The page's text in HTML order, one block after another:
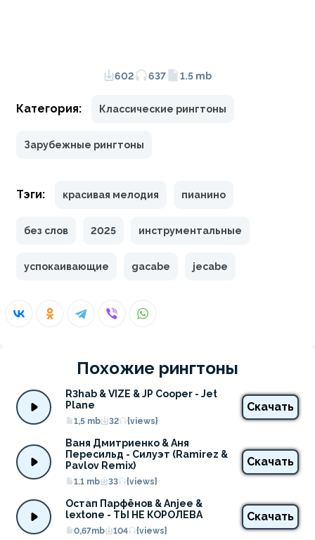
602 637 1.5 mb
Категория: Классические рингтоны
Зарубежные рингтоны
Тэги: красивая мелодия пианино
без слов 2025 инструментальные
успокаивающие gacabe jecabe
Похожие рингтоны
R3hab & VIZE & JP Cooper - Jet
Plane
1,5 mb 32 {views}
Скачать
Ваня Дмитриенко & Аня
Пересильд - Силуэт (Ramirez &
Pavlov Remix)
1.1 mb 33 {views}
Скачать
Остап Парфёнов & Anjee &
lextone - ТЫ НЕ КОРОЛЕВА
0,67mb 104 {views}
Скачать